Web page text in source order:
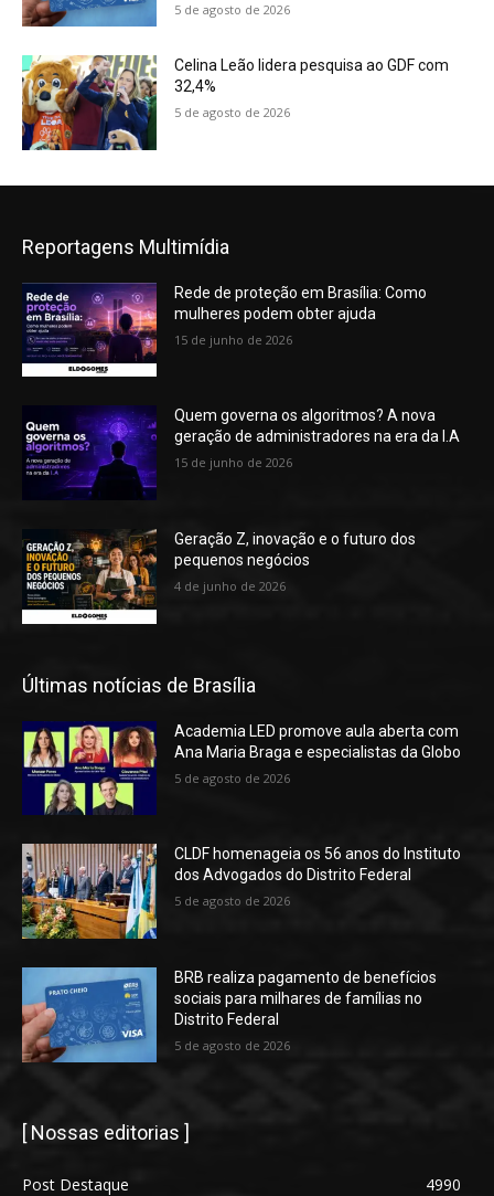
5 de agosto de 2026
Celina Leão lidera pesquisa ao GDF com
32,4%
5 de agosto de 2026
Reportagens Multimídia
Rede de proteção em Brasília: Como
mulheres podem obter ajuda
15 de junho de 2026
Quem governa os algoritmos? A nova
geração de administradores na era da I.A
15 de junho de 2026
Geração Z, inovação e o futuro dos
pequenos negócios
4 de junho de 2026
Últimas notícias de Brasília
Academia LED promove aula aberta com
Ana Maria Braga e especialistas da Globo
5 de agosto de 2026
CLDF homenageia os 56 anos do Instituto
dos Advogados do Distrito Federal
5 de agosto de 2026
BRB realiza pagamento de benefícios
sociais para milhares de famílias no
Distrito Federal
5 de agosto de 2026
[ Nossas editorias ]
Post Destaque
4990